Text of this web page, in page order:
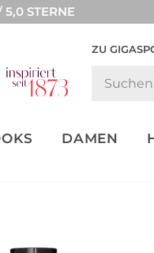
STERNE
ZU
DAMEN